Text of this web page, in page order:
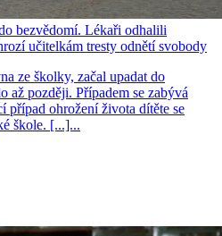
bezvědomí. Lékaři odhalili
učitelkám tresty odnětí svobody
ze školky, začal upadat do
až později. Případem se zabývá
případ ohrožení života dítěte se
škole. [...]...